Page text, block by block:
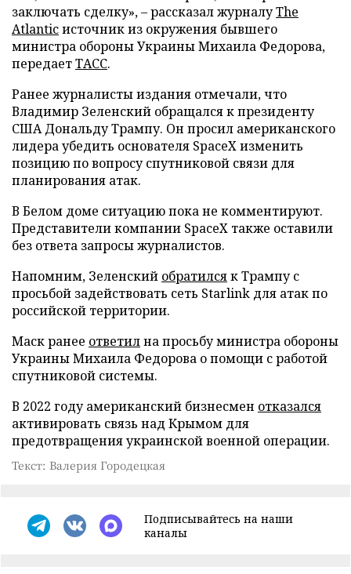
заключать сделку», – рассказал журналуThe
Atlanticисточник из окружения бывшего
министра обороны Украины Михаила Федорова,
передаетТАСС.
Ранее журналисты издания отмечали, что
Владимир Зеленский обращался к президенту
США Дональду Трампу. Он просил американского
лидера убедить основателя SpaceX изменить
позицию по вопросу спутниковой связи для
планирования атак.
В Белом доме ситуацию пока не комментируют.
Представители компании SpaceX также оставили
без ответа запросы журналистов.
Напомним, Зеленский обратилсяк Трампу с
просьбой задействовать сеть Starlink для атак по
российской территории.
Маск ранее ответилна просьбу министра обороны
Украины Михаила Федорова о помощи с работой
спутниковой системы.
В 2022 году американский бизнесмен отказался
активировать связь над Крымом для
предотвращения украинской военной операции.
Текст: Валерия Городецкая
Подписывайтесь на наши
каналы